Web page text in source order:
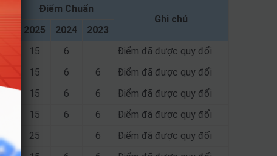
Điểm Chuẩn
Ghi chú
2025
2024
2023
15 6
Điểm đã được quy đổi
15 6 6
Điểm đã được quy đổi
15 6 6
Điểm đã được quy đổi
15 6 6
Điểm đã được quy đổi
25 6
Điểm đã được quy đổi